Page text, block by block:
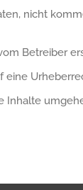
nicht
Betreiber
Inhalte